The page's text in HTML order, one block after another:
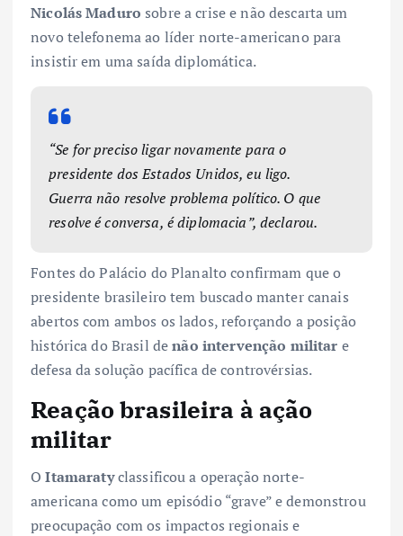
Nicolás Maduro sobre a crise e não descarta um
novo telefonema ao líder norte-americano para
insistir em uma saída diplomática.
“Se for preciso ligar novamente para o
presidente dos Estados Unidos, eu ligo.
Guerra não resolve problema político. O que
resolve é conversa, é diplomacia”, declarou.
Fontes do Palácio do Planalto confirmam que o
presidente brasileiro tem buscado manter canais
abertos com ambos os lados, reforçando a posição
histórica do Brasil denão intervenção militar e
defesa da solução pacífica de controvérsias.
Reação brasileira à ação
militar
OItamaratyclassificou a operação norte-
americana como um episódio “grave” e demonstrou
preocupação com os impactos regionais e